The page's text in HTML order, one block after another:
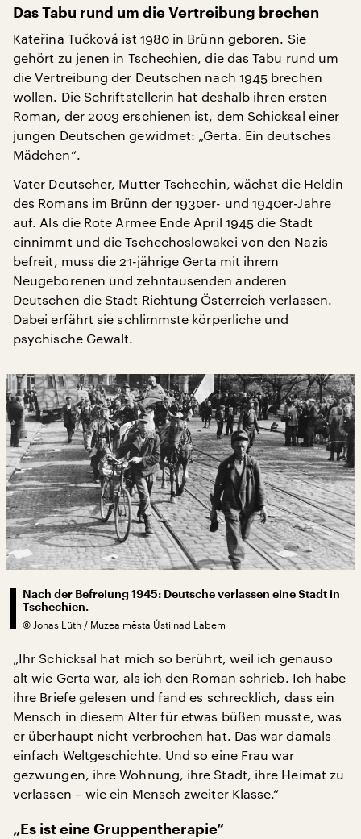
Das Tabu rund um die Vertreibung brechen
Kateřina Tučková ist 1980 in Brünn geboren. Sie
gehört zu jenen in Tschechien, die das Tabu rund um
die Vertreibung der Deutschen nach 1945 brechen
wollen. Die Schriftstellerin hat deshalb ihren ersten
Roman, der 2009 erschienen ist, dem Schicksal einer
jungen Deutschen gewidmet: „Gerta. Ein deutsches
Mädchen“.
Vater Deutscher, Mutter Tschechin, wächst die Heldin
des Romans im Brünn der 1930er- und 1940er-Jahre
auf. Als die Rote Armee Ende April 1945 die Stadt
einnimmt und die Tschechoslowakei von den Nazis
befreit, muss die 21-jährige Gerta mit ihrem
Neugeborenen und zehntausenden anderen
Deutschen die Stadt Richtung Österreich verlassen.
Dabei erfährt sie schlimmste körperliche und
psychische Gewalt.
Nach der Befreiung 1945: Deutsche verlassen eine Stadt in
Tschechien.
© Jonas Lüth / Muzea mēsta Ústi nad Labem
„Ihr Schicksal hat mich so berührt, weil ich genauso
alt wie Gerta war, als ich den Roman schrieb. Ich habe
ihre Briefe gelesen und fand es schrecklich, dass ein
Mensch in diesem Alter für etwas büßen musste, was
er überhaupt nicht verbrochen hat. Das war damals
einfach Weltgeschichte. Und so eine Frau war
gezwungen, ihre Wohnung, ihre Stadt, ihre Heimat zu
verlassen – wie ein Mensch zweiter Klasse.“
„Es ist eine Gruppentherapie“